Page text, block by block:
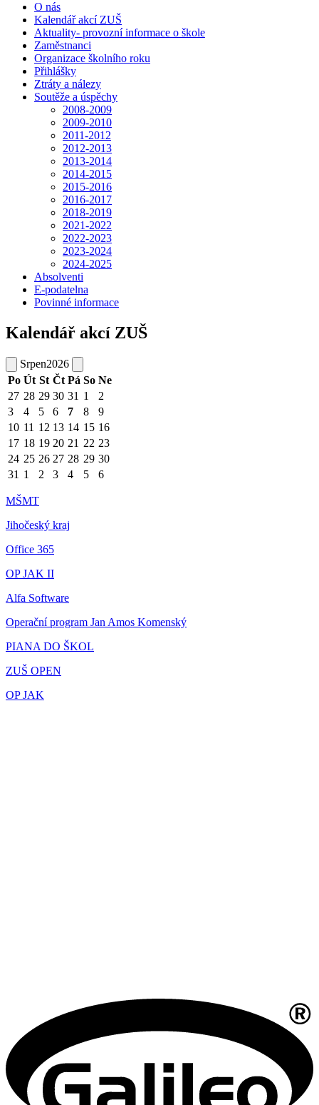
O nás
Kalendář akcí ZUŠ
Aktuality- provozní informace o škole
Zaměstnanci
Organizace školního roku
Přihlášky
Ztráty a nálezy
Soutěže a úspěchy
2008-2009
2009-2010
2011-2012
2012-2013
2013-2014
2014-2015
2015-2016
2016-2017
2018-2019
2021-2022
2022-2023
2023-2024
2024-2025
Absolventi
E-podatelna
Povinné informace
Kalendář akcí ZUŠ
Srpen2026
Po Út St Čt Pá So Ne
27 28 29 30 31 1
2
3
4 5 6 7 8
9
10 11 12 13 14 15 16
17 18 19 20 21 22 23
24 25 26 27 28 29 30
31 1 2 3 4 5 6
MŠMT
Jihočeský kraj
Office 365
OP JAK II
Alfa Software
Operační program Jan Amos Komenský
PIANA DO ŠKOL
ZUŠ OPEN
OP JAK